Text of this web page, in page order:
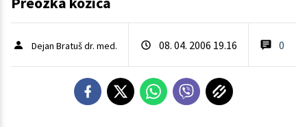
Dejan Bratuš dr. med. 08. 04. 2006 19.16 0